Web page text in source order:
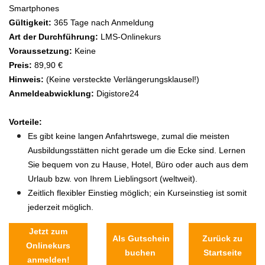
Smartphones
Gültigkeit: 365 Tage nach Anmeldung
Art der Durchführung: LMS-Onlinekurs
Voraussetzung: Keine
Preis: 89,90 €
Hinweis: (Keine versteckte Verlängerungsklausel!)
Anmeldeabwicklung: Digistore24
Vorteile:
Es gibt keine langen Anfahrtswege, zumal die meisten
Ausbildungsstätten nicht gerade um die Ecke sind. Lernen
Sie bequem von zu Hause, Hotel, Büro oder auch aus dem
Urlaub bzw. von Ihrem Lieblingsort (weltweit).
Zeitlich flexibler Einstieg möglich; ein Kurseinstieg ist somit
jederzeit möglich.
Jetzt zum
Onlinekurs
anmelden!
Als Gutschein
buchen
Zurück zu
Startseite